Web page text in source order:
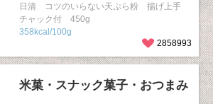
日清 コツのいらない天ぷら粉 揚げ上手
チャック付 450g
358kcal/100g
2858993
米菓・スナック菓子・おつまみ